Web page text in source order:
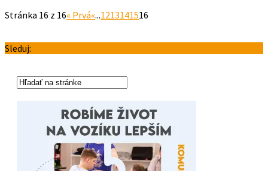
Stránka 16 z 16« Prvá«...1213141516
Sleduj: